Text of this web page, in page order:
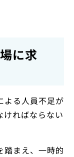
に求
よる人員不足が
ければならない
踏まえ、一時的